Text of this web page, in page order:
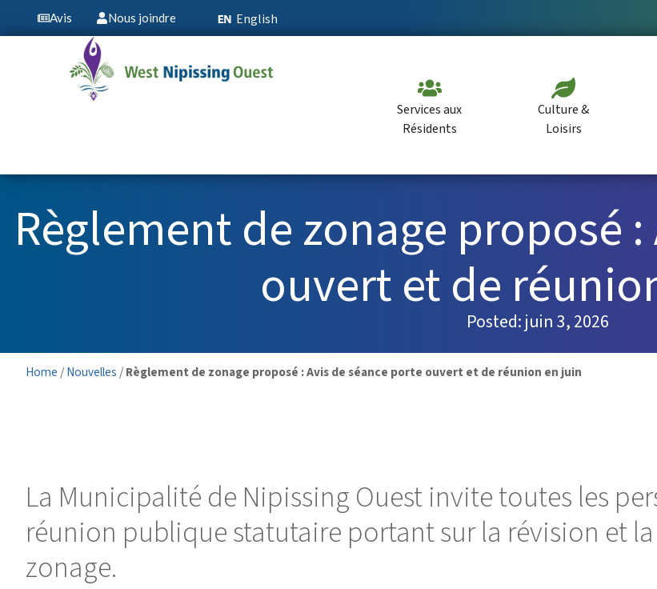
Avis Nous joindre English
Services aux
Résidents
Culture &
Loisirs
Règlement de zonage proposé
ouvert et de
Posted:juin 3, 2026
Home /Nouvelles /Règlement de zonage proposé : Avis de séance porte ouvert et de réunion en juin
La Municipalité de Nipissing Ouest invite toutes les
réunion publique statutaire portant sur la révision et
zonage.